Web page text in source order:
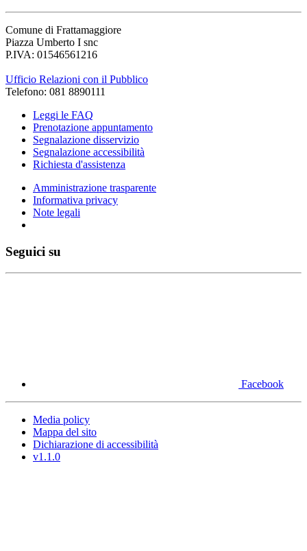
Comune di Frattamaggiore
Piazza Umberto I snc
P.IVA: 01546561216
Ufficio Relazioni con il Pubblico
Telefono: 081 8890111
Leggi le FAQ
Prenotazione appuntamento
Segnalazione disservizio
Segnalazione accessibilità
Richiesta d'assistenza
Amministrazione trasparente
Informativa privacy
Note legali
Seguici su
Facebook
Media policy
Mappa del sito
Dichiarazione di accessibilità
v1.1.0